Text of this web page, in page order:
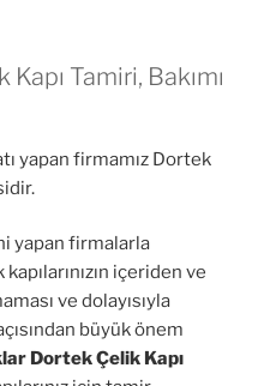
Tamiri, Bakımı
yapan firmamız Dortek
yapan firmalarla
içeriden ve
ve dolayısıyla
büyük önem
Dortek Çelik Kapı